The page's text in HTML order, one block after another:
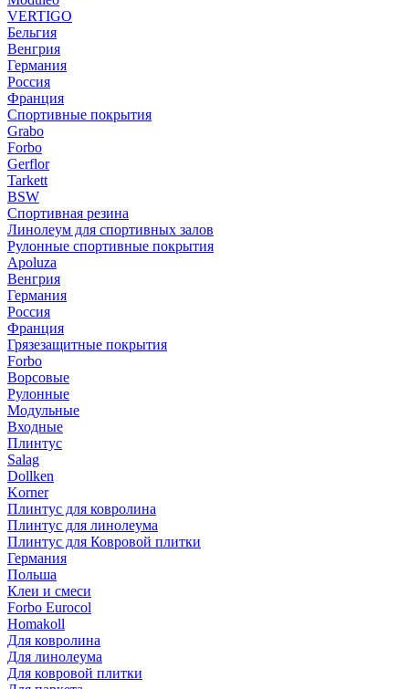
VERTIGO
Бельгия
Венгрия
Германия
Россия
Франция
Спортивные покрытия
Grabo
Forbo
Gerflor
Tarkett
BSW
Спортивная резина
Линолеум для спортивных залов
Рулонные спортивные покрытия
Apoluza
Венгрия
Германия
Россия
Франция
Грязезащитные покрытия
Forbo
Ворсовые
Рулонные
Модульные
Входные
Плинтус
Salag
Dollken
Korner
Плинтус для ковролина
Плинтус для линолеума
Плинтус для Ковровой плитки
Германия
Польша
Клеи и смеси
Forbo Eurocol
Homakoll
Для ковролина
Для линолеума
Для ковровой плитки